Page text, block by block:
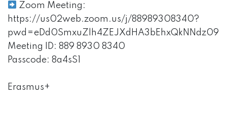
Zoom Meeting:
https://us02web.zoom.us/j/88989308340?
pwd=eDd0SmxuZlh4ZEJXdHA3bEhxQkNNdz09
Meeting ID: 889 8930 8340
Passcode: 8a4sS1
Erasmus+